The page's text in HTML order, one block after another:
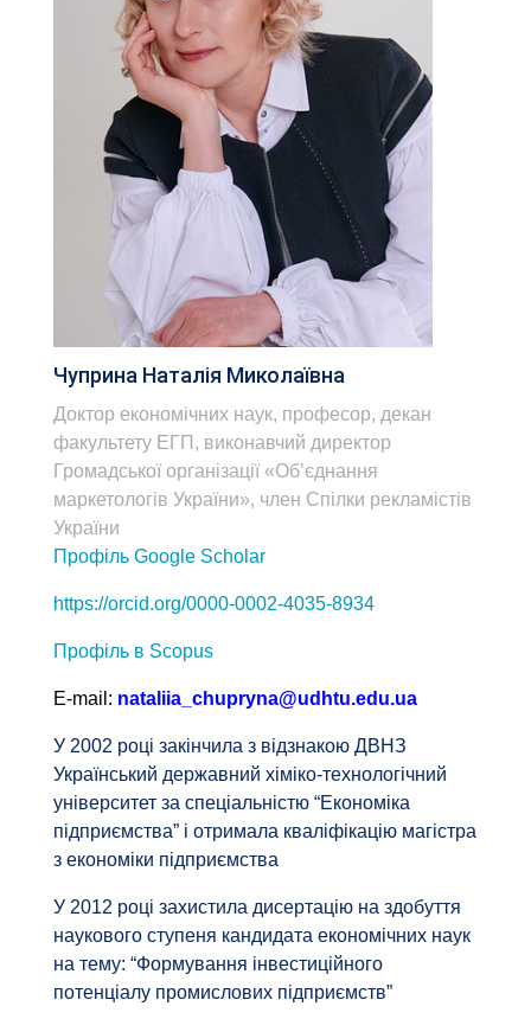
Чуприна Наталія Миколаївна
Доктор економічних наук, професор, декан
факультету ЕГП, виконавчий директор
Громадської організації «Об’єднання
маркетологів України», член Спілки рекламістів
України
Профіль Google Scholar
https://orcid.org/0000-0002-4035-8934
Профіль в Scopus
Е-mail: nataliia_chupryna@udhtu.edu.ua
У 2002 році закінчила з відзнакою ДВНЗ
Український державний хіміко-технологічний
університет за спеціальністю “Економіка
підприємства” і отримала кваліфікацію магістра
з економіки підприємства
У 2012 році захистила дисертацію на здобуття
наукового ступеня кандидата економічних наук
на тему: “Формування інвестиційного
потенціалу промислових підприємств”